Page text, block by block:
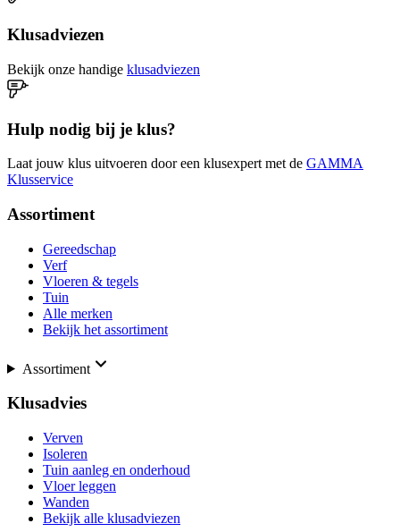
Klusadviezen
Bekijk onze handige klusadviezen
Hulp nodig bij je klus?
Laat jouw klus uitvoeren door een klusexpert met de GAMMA
Klusservice
Assortiment
Gereedschap
Verf
Vloeren & tegels
Tuin
Alle merken
Bekijk het assortiment
Assortiment
Klusadvies
Verven
Isoleren
Tuin aanleg en onderhoud
Vloer leggen
Wanden
Bekijk alle klusadviezen